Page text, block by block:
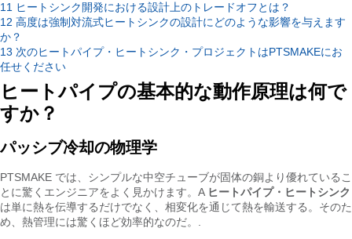
11 ヒートシンク開発における設計上のトレードオフとは？
12 高度は強制対流式ヒートシンクの設計にどのような影響を与えます
か？
13 次のヒートパイプ・ヒートシンク・プロジェクトはPTSMAKEにお
任せください
ヒートパイプの基本的な動作原理は何で
すか？
パッシブ冷却の物理学
PTSMAKE では、シンプルな中空チューブが固体の銅より優れているこ
とに驚くエンジニアをよく見かけます。A ヒートパイプ・ヒートシンク
は単に熱を伝導するだけでなく、相変化を通じて熱を輸送する。そのた
め、熱管理には驚くほど効率的なのだ。.